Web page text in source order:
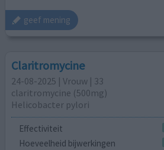
geef mening
Claritromycine
24-08-2025 | Vrouw | 33
claritromycine (500mg)
Helicobacter pylori
Effectiviteit
Hoeveelheid bijwerkingen